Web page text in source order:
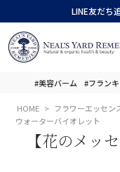
LINE友だち
#美容バーム #フラン
HOME フラワーエッセン
ウォーターバイオレット
【花のメッ